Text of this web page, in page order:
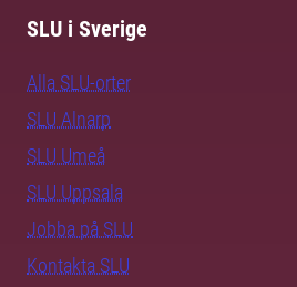
SLU i Sverige
Alla SLU-orter
SLU Alnarp
SLU Umeå
SLU Uppsala
Jobba på SLU
Kontakta SLU